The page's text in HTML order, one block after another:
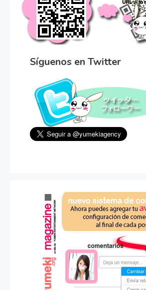
Síguenos en Twitter